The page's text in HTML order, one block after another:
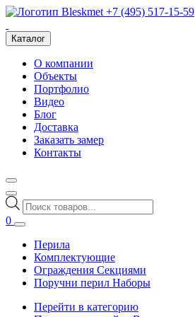
+7 (495) 517-15-59
Каталог
О компании
Объекты
Портфолио
Видео
Блог
Доставка
Заказать замер
Контакты
Поиск
товаров
0
Перила
Комплектующие
Ограждения Секциями
Поручни перил Наборы
Перейти в категорию